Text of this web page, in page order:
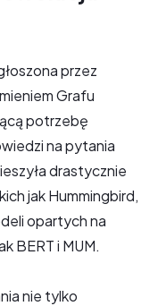
przez
Grafu
potrzebę
na pytania
drastycznie
jak Hummingbird,
opartych na
BERT i MUM.
nie tylko